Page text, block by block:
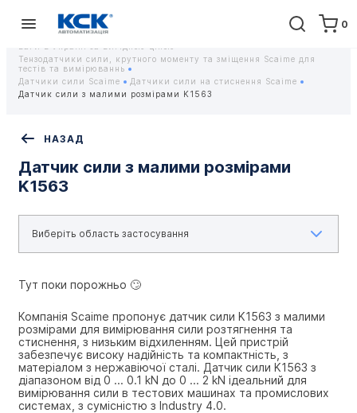
0
Головна Обладнання
Контрольно-вимірювальні прилади
Тензодатчики та тензометричні датчики Scaime - Купити датчики
Тензодатчики сили, крутного моменту та зміщення Scaime для
тестів та вимірюваннь
Датчики сили Scaime
Датчики сили на стиснення Scaime
Датчик сили з малими розмірами K1563
НАЗАД
Датчик сили з малими розмірами
K1563
Тут поки порожньо 🙄
Компанія Scaime пропонує датчик сили K1563 з малими
розмірами для вимірювання сили розтягнення та
стиснення, з низьким відхиленням. Цей пристрій
забезпечує високу надійність та компактність, з
матеріалом з нержавіючої сталі. Датчик сили K1563 з
діапазоном від 0 ... 0.1 kN до 0 ... 2 kN ідеальний для
вимірювання сили в тестових машинах та промислових
системах, з сумісністю з Industry 4.0.